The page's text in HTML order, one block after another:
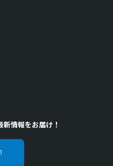
情報をお届け！